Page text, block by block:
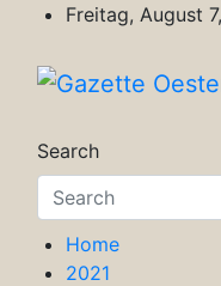
content
Freitag, August
Search
Home
2021